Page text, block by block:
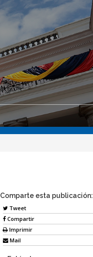
Comparte esta publicación:
Tweet
Compartir
Imprimir
Mail